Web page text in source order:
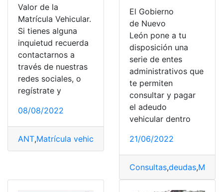
Valor de la
Matrícula Vehicular.
Si tienes alguna
inquietud recuerda
contactarnos a
través de nuestras
redes sociales, o
regístrate y
08/08/2022
ANT,Matrícula vehicular Matriculación vehicular digital
El Gobierno
de Nuevo
León pone a tu
disposición una
serie de entes
administrativos que
te permiten
consultar y pagar
el adeudo
vehicular dentro
21/06/2022
Consultas,deudas,